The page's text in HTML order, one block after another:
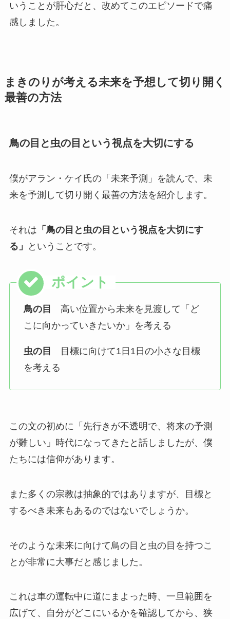
いうことが肝心だと、改めてこのエピソードで痛
感しました。
まきのりが考える未来を予想して切り開く
最善の方法
鳥の目と虫の目という視点を大切にする
僕がアラン・ケイ氏の「未来予測」を読んで、未
来を予測して切り開く最善の方法を紹介します。
それは 「鳥の目と虫の目という視点を大切にす
る」
ということです。
鳥の目
高い位置から未来を見渡して「ど
こに向かっていきたいか」を考える
虫の目
目標に向けて1日1日の小さな目標
を考える
この文の初めに「先行きが不透明で、将来の予測
が難しい」時代になってきたと話しましたが、僕
たちには信仰があります。
また多くの宗教は抽象的ではありますが、目標と
するべき未来もあるのではないでしょうか。
そのような未来に向けて鳥の目と虫の目を持つこ
とが非常に大事だと感じました。
これは車の運転中に道にまよった時、一旦範囲を
広げて、自分がどこにいるかを確認してから、狭